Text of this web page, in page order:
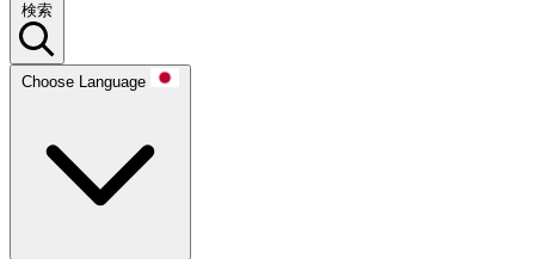
検索
Choose Language